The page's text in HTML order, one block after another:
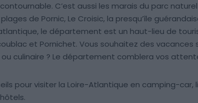
C’est aussi les marais du parc
de Pornic, Le Croisic, la presqu’île
le département est un haut-lieu de
et Pornichet. Vous souhaitez des vacances
ou culinaire ? Le département comblera vos
pour visiter la Loire-Atlantique en camping-car,